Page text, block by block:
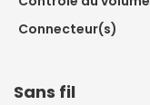
Connecteur(s)
Sans fil